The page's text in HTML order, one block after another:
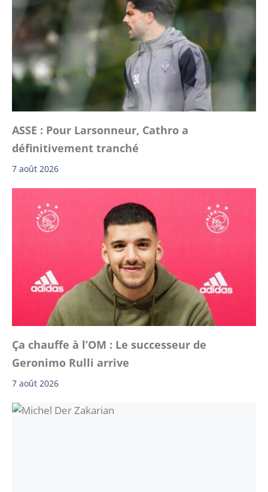
ASSE : Pour Larsonneur, Cathro a
définitivement tranché
7 août 2026
Ça chauffe à l’OM : Le successeur de
Geronimo Rulli arrive
7 août 2026